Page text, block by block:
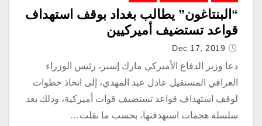
“البنتاغون” يطالب بغداد بوقف استهداف
قواعد تستضيف أميركيين
Dec 17, 2019
دعا وزير الدفاع الأميركي مارك إسبر، رئيس الوزراء
العراقي المستقيل عادل عبد المهدي، إلى اتخاذ خطوات
لوقف استهداف قواعد تستضيف قوات أميركية، وذلك بعد
سلسلة هجمات استهدفتها، بحسب ما نقلت…